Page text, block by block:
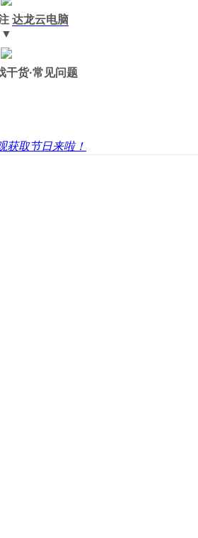
达龙云电脑
▼
干货·常见问题
获取节日来啦！